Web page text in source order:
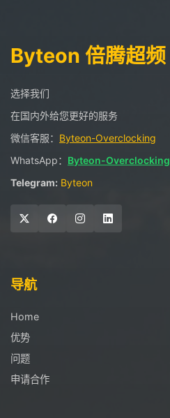
Byteon 倍腾超频
选择我们
在国内外给您更好的服务
微信客服： Byteon-Overclocking
WhatsApp： Byteon-Overclocking
Telegram: Byteon
导航
Home
优势
问题
申请合作